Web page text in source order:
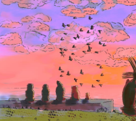
EVENTOS
Vico C
confirma
días de su
23 de Mayo
Arena
4dm1n 3